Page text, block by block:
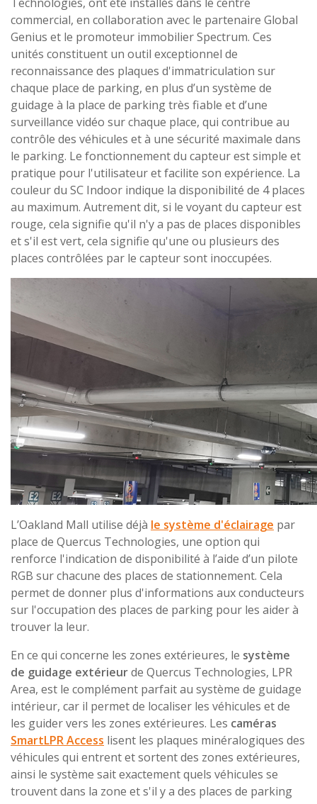
commercial, en collaboration avec le partenaire Global
Genius et le promoteur immobilier Spectrum. Ces
unités constituent un outil exceptionnel de
reconnaissance des plaques d'immatriculation sur
chaque place de parking, en plus d’un système de
guidage à la place de parking très fiable et d’une
surveillance vidéo sur chaque place, qui contribue au
contrôle des véhicules et à une sécurité maximale dans
le parking. Le fonctionnement du capteur est simple et
pratique pour l'utilisateur et facilite son expérience. La
couleur du SC Indoor indique la disponibilité de 4 places
au maximum. Autrement dit, si le voyant du capteur est
rouge, cela signifie qu'il n'y a pas de places disponibles
et s'il est vert, cela signifie qu'une ou plusieurs des
places contrôlées par le capteur sont inoccupées.
L’Oakland Mall utilise déjà le système d'éclairage par
place de Quercus Technologies, une option qui
renforce l'indication de disponibilité à l’aide d’un pilote
RGB sur chacune des places de stationnement. Cela
permet de donner plus d'informations aux conducteurs
sur l'occupation des places de parking pour les aider à
trouver la leur.
En ce qui concerne les zones extérieures, le système
de guidage extérieurde Quercus Technologies, LPR
Area, est le complément parfait au système de guidage
intérieur, car il permet de localiser les véhicules et de
les guider vers les zones extérieures. Les caméras
SmartLPR Access lisent les plaques minéralogiques des
véhicules qui entrent et sortent des zones extérieures,
ainsi le système sait exactement quels véhicules se
trouvent dans la zone et s'il y a des places de parking